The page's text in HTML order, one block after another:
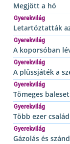
Megjött a hó
Gyerekvilág
Letartóztatták
Gyerekvilág
A koporsóban
Gyerekvilág
A plüssjáték a
Gyerekvilág
Tömeges
Gyerekvilág
Több ezer
Gyerekvilág
Gázolás és